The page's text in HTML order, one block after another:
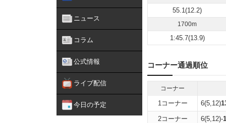
ニュース
コラム
公式情報
ライブ配信
今日の予定
55.1(12.2)
1700m
1:45.7(13.9)
コーナー通過順位
コーナー
1コーナー 6(5,12)
2コーナー 6(5,12)-